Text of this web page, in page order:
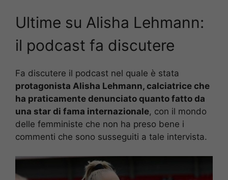
Ultime su Alisha Lehmann:
il podcast fa discutere
Fa discutere il podcast nel quale è stata
protagonista Alisha Lehmann, calciatrice che
ha praticamente denunciato quanto fatto da
una star di fama internazionale, con il mondo
delle femministe che non ha preso bene i
commenti che sono susseguiti a tale intervista.